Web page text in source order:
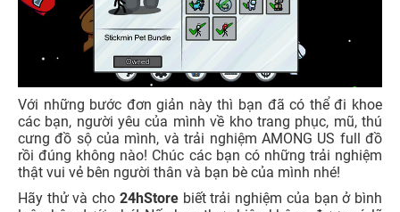
Với những bước đơn giản này thì bạn đã có thể đi khoe
các bạn, người yêu của mình về kho trang phục, mũ, thú
cưng đồ sộ của mình, và trải nghiệm AMONG US full đồ
rồi đúng không nào! Chúc các bạn có những trải nghiệm
thật vui vẻ bên người thân và bạn bè của mình nhé!
Hãy thử và cho 24hStore biết trải nghiệm của bạn ở bình